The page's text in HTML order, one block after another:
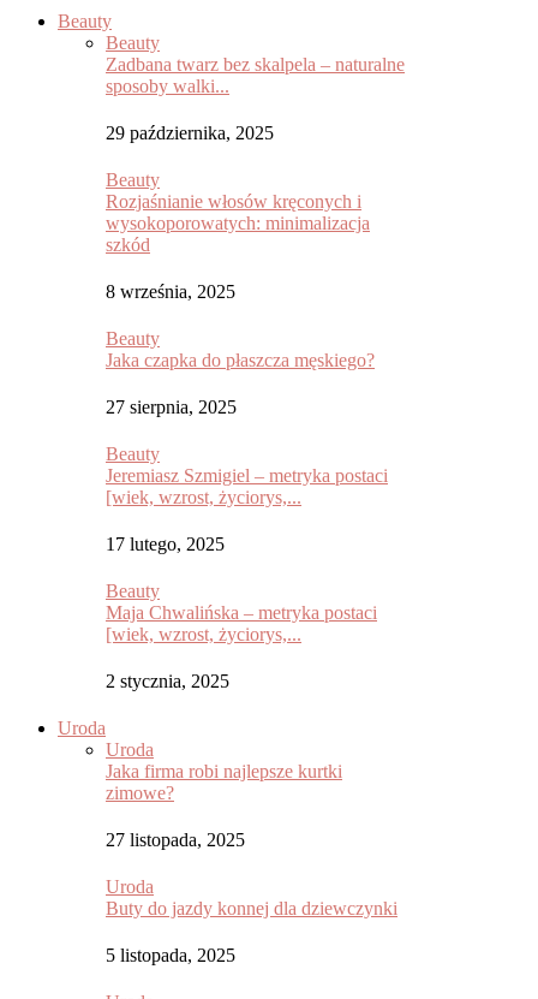
Beauty
Beauty
Zadbana twarz bez skalpela – naturalne
sposoby walki...
29 października, 2025
Beauty
Rozjaśnianie włosów kręconych i
wysokoporowatych: minimalizacja
szkód
8 września, 2025
Beauty
Jaka czapka do płaszcza męskiego?
27 sierpnia, 2025
Beauty
Jeremiasz Szmigiel – metryka postaci
[wiek, wzrost, życiorys,...
17 lutego, 2025
Beauty
Maja Chwalińska – metryka postaci
[wiek, wzrost, życiorys,...
2 stycznia, 2025
Uroda
Uroda
Jaka firma robi najlepsze kurtki
zimowe?
27 listopada, 2025
Uroda
Buty do jazdy konnej dla dziewczynki
5 listopada, 2025